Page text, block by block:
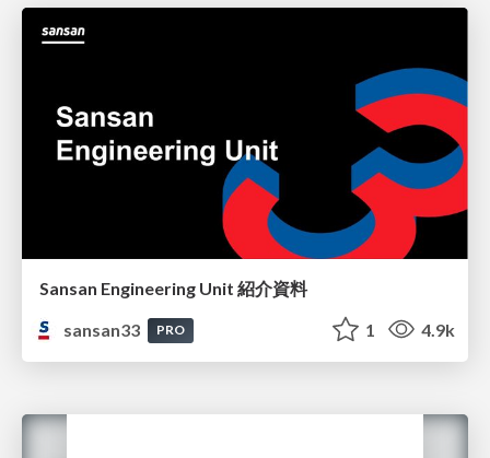
Sansan Engineering Unit 紹介資料
sansan33
PRO 1 4.9k